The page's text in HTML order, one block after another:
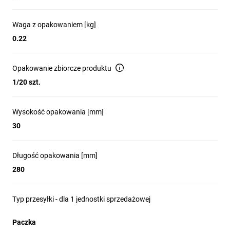
Waga z opakowaniem [kg]
0.22
Opakowanie zbiorcze produktu
1/20 szt.
Wysokość opakowania [mm]
30
Długość opakowania [mm]
280
Typ przesyłki - dla 1 jednostki sprzedażowej
Paczka